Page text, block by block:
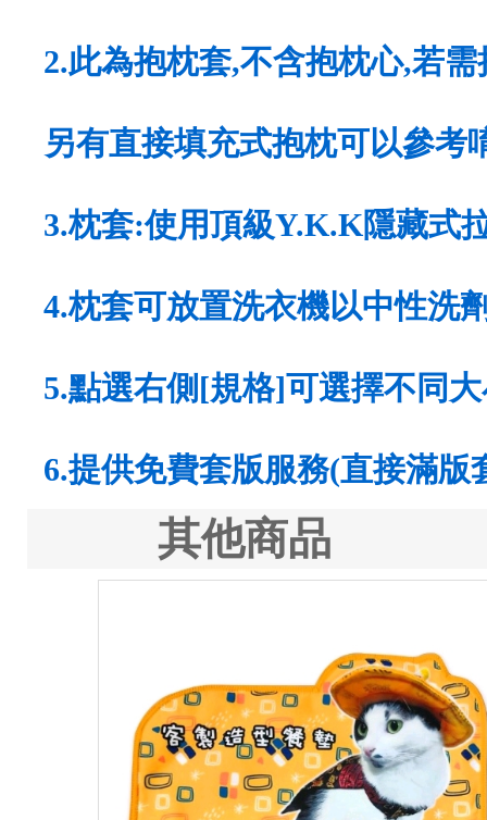
2.此為抱枕套,不含抱枕心,若
另有直接填充式抱枕可以參考
3.枕套:使用頂級Y.K.K隱藏式
4.枕套可放置洗衣機以中性洗
5.點選右側[規格]可選擇不同
6.提供免費套版服務(直接滿版
其他商品